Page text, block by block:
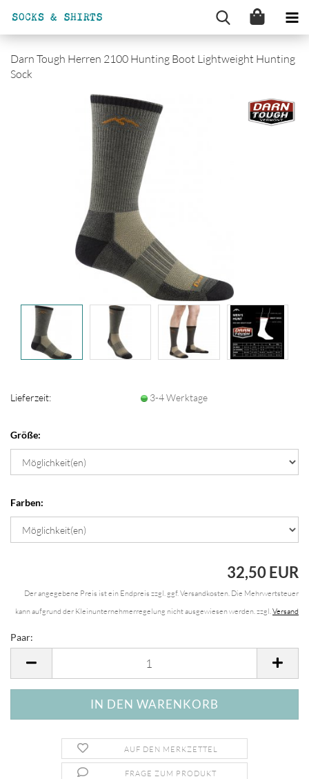
Darn Tough Herren 2100 Hunting Boot Lightweight Hunting
Sock
Lieferzeit: 3-4 Werktage
Größe:
Farben:
32,50 EUR
Der angegebene Preis ist ein Endpreis zzgl. ggf. Versandkosten. Die Mehrwertsteuer
kann aufgrund der Kleinunternehmerregelung nicht ausgewiesen werden. zzgl.Versand
Paar:
AUF DEN MERKZETTEL
FRAGE ZUM PRODUKT